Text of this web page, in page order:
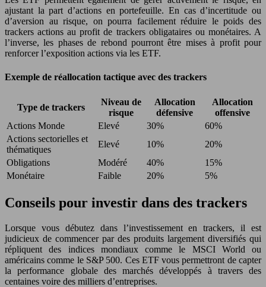
ajustant la part d’actions en portefeuille. En cas d’incertitude ou
d’aversion au risque, on pourra facilement réduire le poids des
trackers actions au profit de trackers obligataires ou monétaires. A
l’inverse, les phases de rebond pourront être mises à profit pour
renforcer l’exposition actions via les ETF.
Exemple de réallocation tactique avec des trackers
Type de trackers
Niveau de
risque
Allocation
défensive
Allocation
offensive
Actions Monde
Elevé 30%
60%
Actions sectorielles et
thématiques
Elevé 10%
20%
Obligations
Modéré 40%
15%
Monétaire
Faible 20% 5%
Conseils pour investir dans des trackers
Lorsque vous débutez dans l’investissement en trackers, il est
judicieux de commencer par des produits largement diversifiés qui
répliquent des indices mondiaux comme le MSCI World ou
américains comme le S&P 500. Ces ETF vous permettront de capter
la performance globale des marchés développés à travers des
centaines voire des milliers d’entreprises.